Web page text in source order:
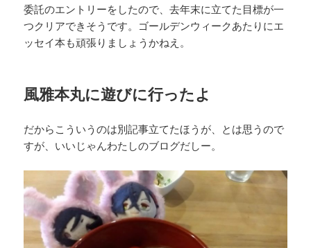
委託のエントリーをしたので、去年末に立てた目標が一
つクリアできそうです。ゴールデンウィークあたりにエ
ッセイ本も頑張りましょうかねえ。
風雅本丸に遊びに行ったよ
だからこういうのは別記事立てたほうが、とは思うので
すが、いいじゃんわたしのブログだしー。